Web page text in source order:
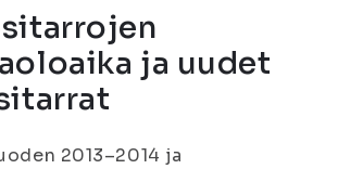
ja uudet
2013–2014 ja